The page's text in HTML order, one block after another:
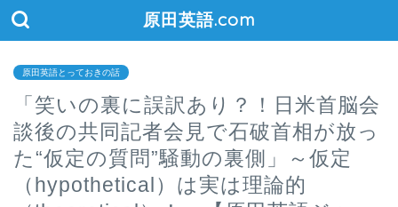
原田英語.com
原田英語とっておきの話
「笑いの裏に誤訳あり？！日米首脳会
談後の共同記者会見で石破首相が放っ
た“仮定の質問”騒動の裏側」～仮定
（hypothetical）は実は理論的